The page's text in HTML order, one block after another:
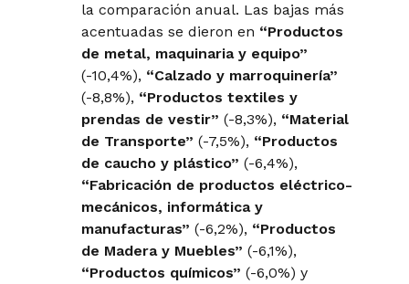
la comparación anual. Las bajas más
acentuadas se dieron en “Productos
de metal, maquinaria y equipo”
(-10,4%), “Calzado y marroquinería”
(-8,8%),“Productos textiles y
prendas de vestir” (-8,3%),“Material
de Transporte” (-7,5%), “Productos
de caucho y plástico” (-6,4%),
“Fabricación de productos eléctrico-
mecánicos, informática y
manufacturas” (-6,2%),“Productos
de Madera y Muebles” (-6,1%),
“Productos químicos” (-6,0%) y